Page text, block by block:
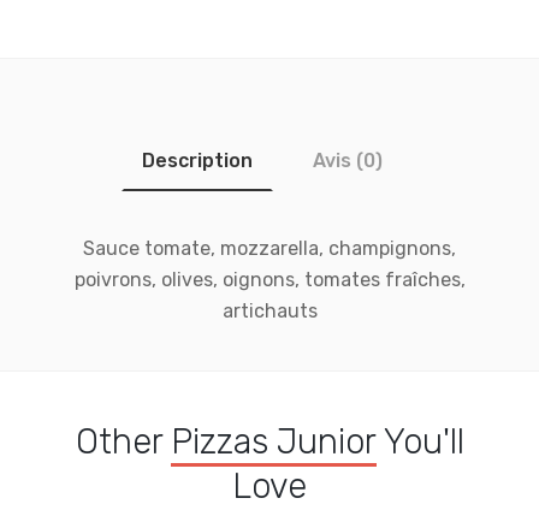
Description Avis (0)
Sauce tomate, mozzarella, champignons,
poivrons, olives, oignons, tomates fraîches,
artichauts
Other Pizzas JuniorYou'll
Love